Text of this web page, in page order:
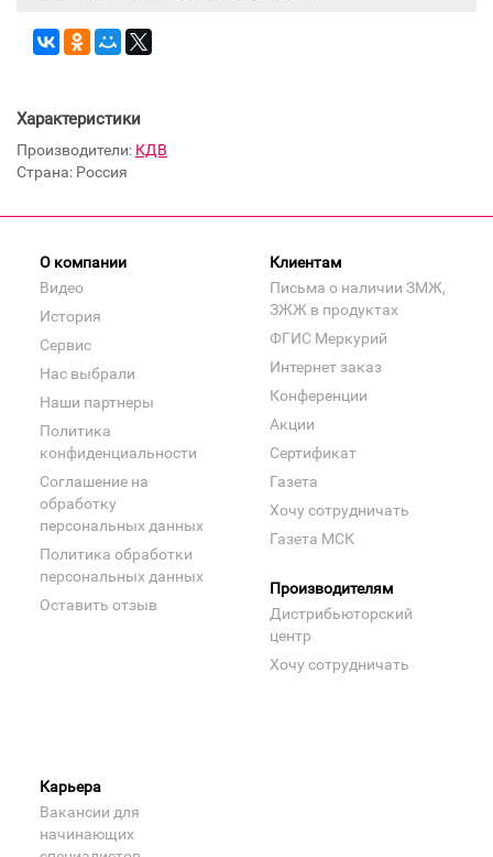
Характеристики
Производители: КДВ
Страна: Россия
О компании
Видео
История
Сервис
Нас выбрали
Наши партнеры
Политика
конфиденциальности
Соглашение на
обработку
персональных данных
Политика обработки
персональных данных
Оставить отзыв
Клиентам
Письма о наличии ЗМЖ,
ЗЖЖ в продуктах
ФГИС Меркурий
Интернет заказ
Конференции
Акции
Сертификат
Газета
Хочу сотрудничать
Газета МСК
Производителям
Дистрибьюторский
центр
Хочу сотрудничать
Карьера
Вакансии для
начинающих